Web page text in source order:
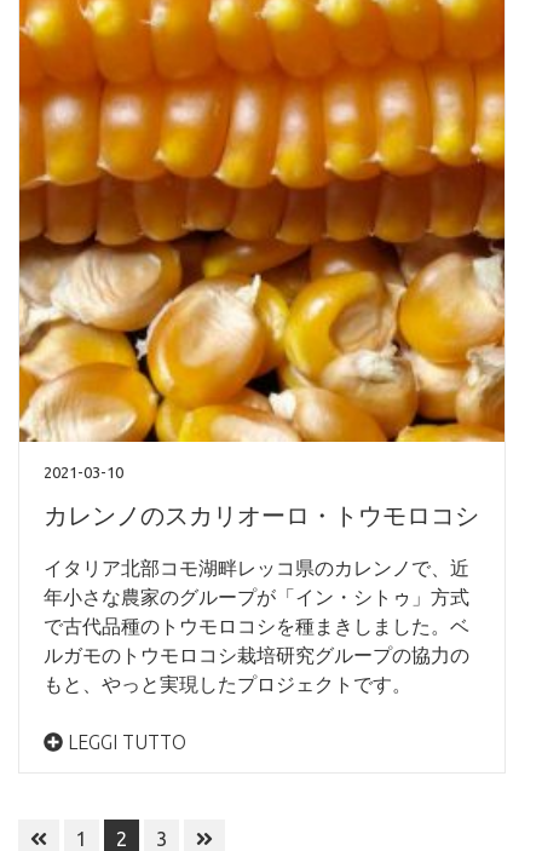
2021-03-10
カレンノのスカリオーロ・トウモロコシ
イタリア北部コモ湖畔レッコ県のカレンノで、近
年小さな農家のグループが「イン・シトゥ」方式
で古代品種のトウモロコシを種まきしました。ベ
ルガモのトウモロコシ栽培研究グループの協力の
もと、やっと実現したプロジェクトです。
LEGGI TUTTO
投
1 2 3